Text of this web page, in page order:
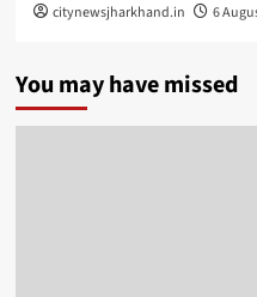
citynewsjharkhand.in 6
You may have missed